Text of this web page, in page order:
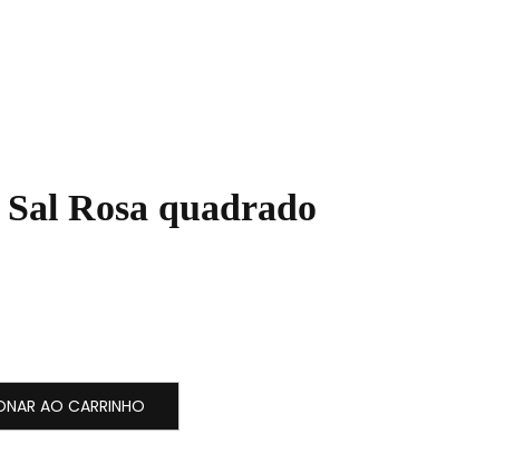
Rosa quadrado
AO CARRINHO